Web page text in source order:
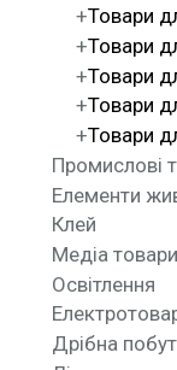
Товари
Товари
Товари
Товари
Товари
Промислові
Елементи
Клей
Медіа товари
Освітлення
Дрібна